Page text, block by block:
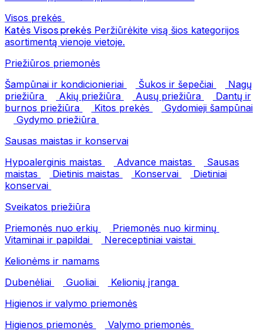
Visos prekės
Katės Visos prekės Peržiūrėkite visą šios kategorijos
asortimentą vienoje vietoje.
Priežiūros priemonės
Šampūnai ir kondicionieriai
Šukos ir šepečiai
Nagų
priežiūra
Akių priežiūra Ausų priežiūra
Dantų ir
burnos priežiūra
Kitos prekės
Gydomieji šampūnai
Gydymo priežiūra
Sausas maistas ir konservai
Hypoalerginis maistas
Advance maistas
Sausas
maistas
Dietinis maistas Konservai
Dietiniai
konservai
Sveikatos priežiūra
Priemonės nuo erkių
Priemonės nuo kirminų
Vitaminai ir papildai
Nereceptiniai vaistai
Kelionėms ir namams
Dubenėliai
Guoliai
Kelionių įranga
Higienos ir valymo priemonės
Higienos priemonės
Valymo priemonės